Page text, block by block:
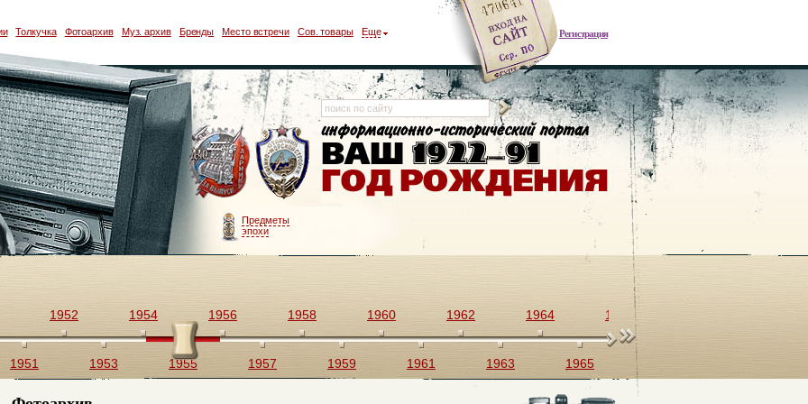
Регистрация
Толкучка Фотоархив Муз. архив Бренды Место встречи Сов. товары Еще
Предметы
эпохи
1951
1952
1953
1954
1955
1956
1957
1958
1959
1960
1961
1962
1963
1964
1965
1966